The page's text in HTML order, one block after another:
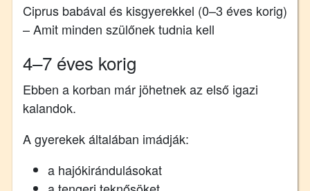
Ciprus babával és kisgyerekkel (0–3 éves korig)
– Amit minden szülőnek tudnia kell
4–7 éves korig
Ebben a korban már jöhetnek az első igazi
kalandok.
A gyerekek általában imádják:
a hajókirándulásokat